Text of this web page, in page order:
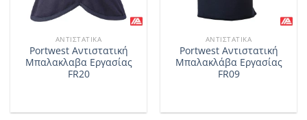
ΑΝΤΙΣΤΑΤΙΚΆ
Portwest Αντιστατική
Μπαλακλαβα Εργασίας
FR20
ΑΝΤΙΣΤΑΤΙΚΆ
Portwest Αντιστατική
Μπαλακλάβα Εργασίας
FR09